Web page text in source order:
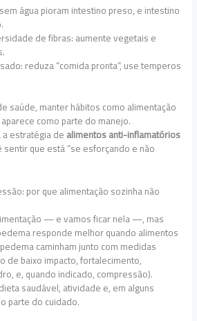
água pioram intestino preso, e intestino
de fibras: aumente vegetais e
reduza “comida pronta”, use temperos
saúde, manter hábitos como alimentação
como parte do manejo.
estratégia dealimentos anti-inflamatórios
que está “se esforçando e não
por que alimentação sozinha não
— e vamos ficar nela —, mas
responde melhor quando alimentos
caminham junto com medidas
de baixo impacto, fortalecimento,
e, quando indicado, compressão).
saudável, atividade e, em alguns
parte do cuidado.